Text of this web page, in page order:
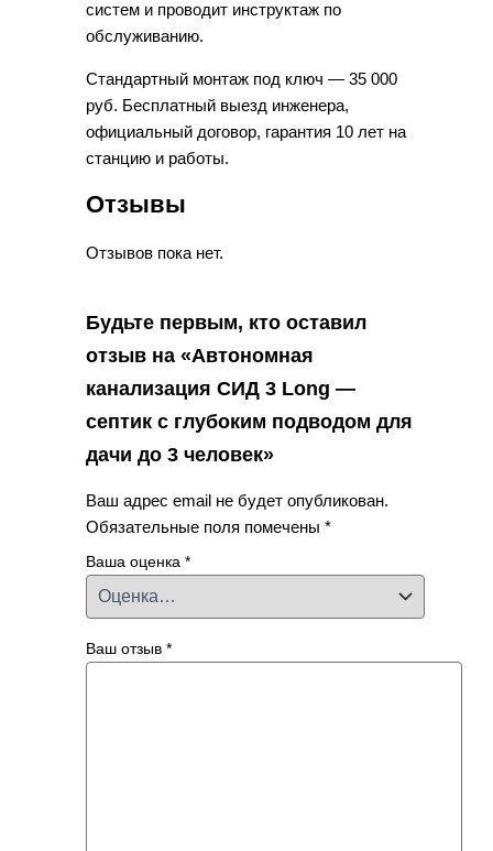
систем и проводит инструктаж по
обслуживанию.
Стандартный монтаж под ключ — 35 000
руб. Бесплатный выезд инженера,
официальный договор, гарантия 10 лет на
станцию и работы.
Отзывы
Отзывов пока нет.
Будьте первым, кто оставил
отзыв на «Автономная
канализация СИД 3 Long —
септик с глубоким подводом для
дачи до 3 человек»
Ваш адрес email не будет опубликован.
Обязательные поля помечены *
Ваша оценка *
Ваш отзыв *